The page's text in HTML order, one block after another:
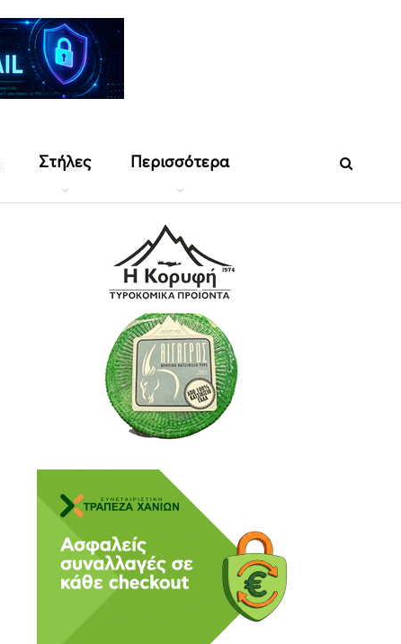
Στήλες Περισσότερα